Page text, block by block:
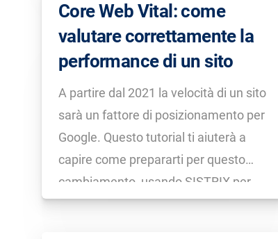
Core Web Vital: come
valutare correttamente la
performance di un sito
A partire dal 2021 la velocità di un sito
sarà un fattore di posizionamento per
Google. Questo tutorial ti aiuterà a
capire come prepararti per questo
cambiamento, usando SISTRIX per
misurare correttamente i Core Web